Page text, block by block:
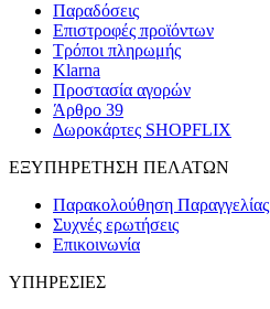
Παραδόσεις
Επιστροφές προϊόντων
Τρόποι πληρωμής
Klarna
Προστασία αγορών
Άρθρο 39
Δωροκάρτες SHOPFLIX
ΕΞΥΠΗΡΕΤΗΣΗ ΠΕΛΑΤΩΝ
Παρακολούθηση Παραγγελίας
Συχνές ερωτήσεις
Επικοινωνία
ΥΠΗΡΕΣΙΕΣ